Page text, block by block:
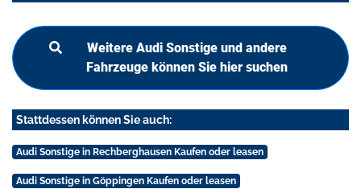
Weitere Audi Sonstige und andere
Fahrzeuge können Sie hier suchen
Stattdessen können Sie auch:
Audi Sonstige in Rechberghausen Kaufen oder leasen
Audi Sonstige in Göppingen Kaufen oder leasen